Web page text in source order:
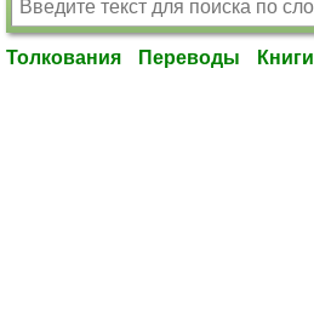
Толкования Переводы Книги